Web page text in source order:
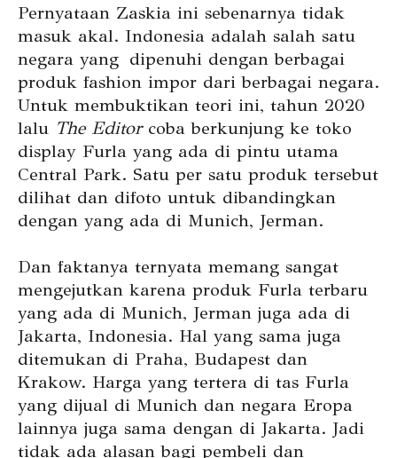
Pernyataan Zaskia ini sebenarnya tidak
masuk akal. Indonesia adalah salah satu
negara yang dipenuhi dengan berbagai
produk fashion impor dari berbagai negara.
Untuk membuktikan teori ini, tahun 2020
lalu The Editorcoba berkunjung ke toko
display Furla yang ada di pintu utama
Central Park. Satu per satu produk tersebut
dilihat dan difoto untuk dibandingkan
dengan yang ada di Munich, Jerman.
Dan faktanya ternyata memang sangat
mengejutkan karena produk Furla terbaru
yang ada di Munich, Jerman juga ada di
Jakarta, Indonesia. Hal yang sama juga
ditemukan di Praha, Budapest dan
Krakow. Harga yang tertera di tas Furla
yang dijual di Munich dan negara Eropa
lainnya juga sama dengan di Jakarta. Jadi
tidak ada alasan bagi pembeli dan